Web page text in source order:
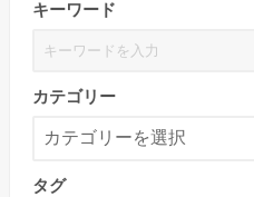
キーワード
カテゴリー
タグ